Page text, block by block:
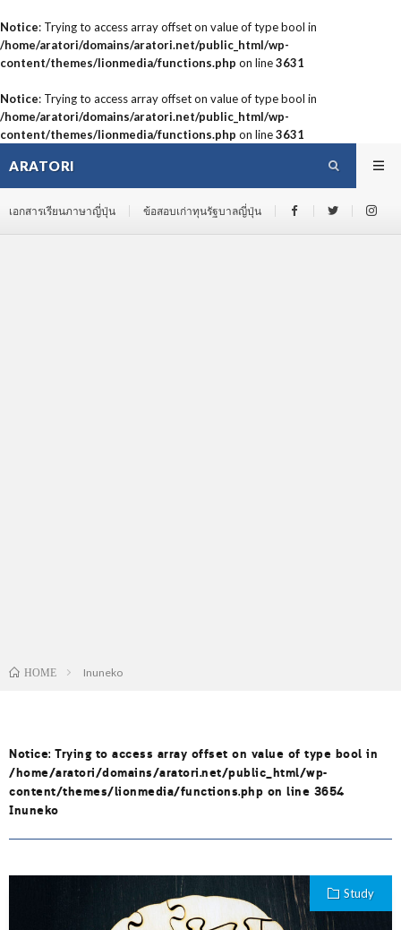
Notice: Trying to access array offset on value of type bool in
/home/aratori/domains/aratori.net/public_html/wp-
content/themes/lionmedia/functions.php on line3631
Notice: Trying to access array offset on value of type bool in
/home/aratori/domains/aratori.net/public_html/wp-
content/themes/lionmedia/functions.php on line3631
ARATORI
เอกสารเรียนภาษาญี่ปุ่น ข้อสอบเก่าทุนรัฐบาลญี่ปุ่น
HOME Inuneko
Notice: Trying to access array offset on value of type bool in
/home/aratori/domains/aratori.net/public_html/wp-
content/themes/lionmedia/functions.php on line 3654
Inuneko
Study